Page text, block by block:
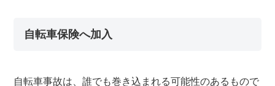
自転車保険へ加入
自転車事故は、誰でも巻き込まれる可能性のあるもので